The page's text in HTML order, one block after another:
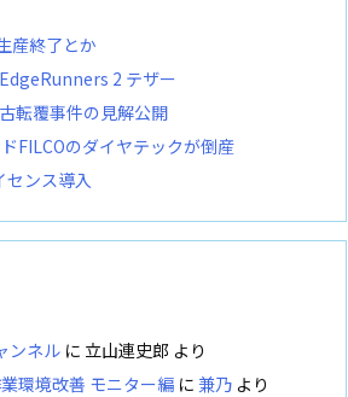
産終了とか
2 テザー
転覆事件の見解公開
FILCOのダイヤテックが倒産
センス導入
ンネル に 立山連史郎 より
環境改善 モニター編 に 兼乃 より